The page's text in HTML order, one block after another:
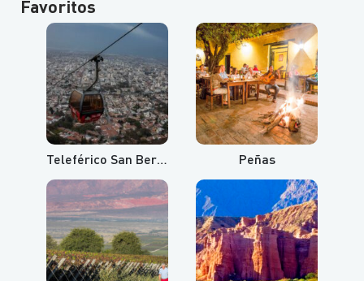
Favoritos
Teleférico San Bernardo y Cerro Aladelta Peñas